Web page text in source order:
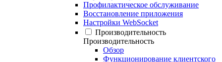
Профилактическое обслуживание
Восстановление приложения
Настройки WebSocket
Производительность
Производительность
Обзор
Функционирование клиентского